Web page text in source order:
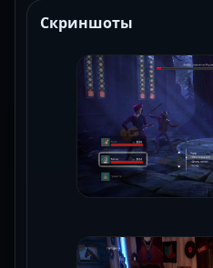
Скриншоты